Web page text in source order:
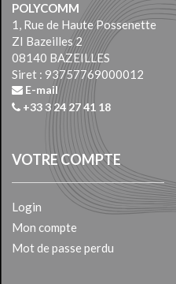
POLYCOMM
1, Rue de Haute Possenette
ZI Bazeilles 2
08140 BAZEILLES
Siret : 93757769000012
E-mail
+33 3 24 27 41 18
VOTRE COMPTE
Login
Mon compte
Mot de passe perdu